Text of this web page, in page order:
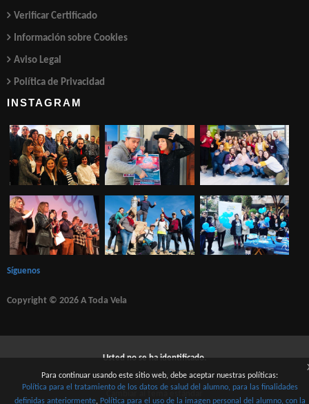
Verificar Certificado
Información sobre Cookies
Aviso Legal
Política de Privacidad
INSTAGRAM
Síguenos
Copyright © 2026 A Toda Vela
Usted no se ha identificado.
Políticas
Para continuar usando este sitio web, debe aceptar nuestras políticas:
Política para el tratamiento de los datos de salud del alumno, para las finalidades
definidas anteriormente
Política para el uso de la imagen personal del alumno, con la